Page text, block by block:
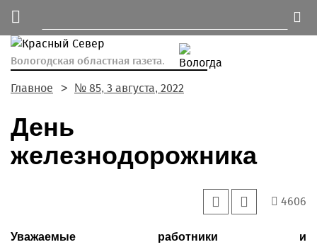
Вологодская областная газета.
Главное № 85, 3 августа, 2022
День
железнодорожника
4606
Уважаемые работники и